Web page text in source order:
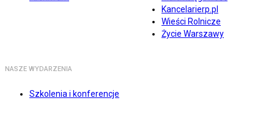
Kancelarierp.pl
Wieści Rolnicze
Życie Warszawy
NASZE WYDARZENIA
Szkolenia i konferencje